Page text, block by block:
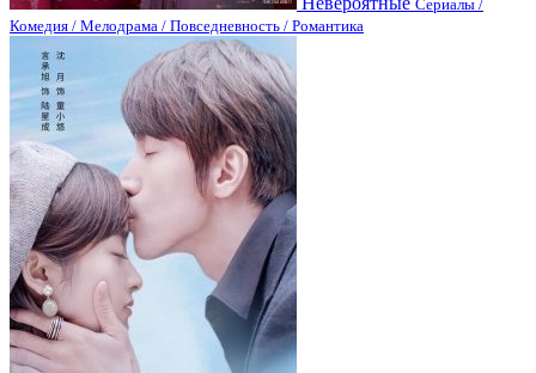
Сериалы /
Комедия / Мелодрама / Повседневность / Романтика